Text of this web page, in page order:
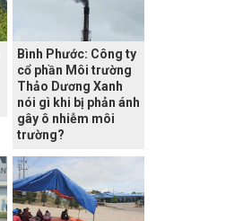
Bình Phước: Công ty
cổ phần Môi trường
Thảo Dương Xanh
nói gì khi bị phản ánh
gây ô nhiễm môi
trường?